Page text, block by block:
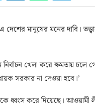
মানুষের মনের দাবি।
খেলা করে ক্ষমতায়
সরকার না দেওয়া হবে।’
ধ্বংস করে দিয়েছে। আওয়ামী